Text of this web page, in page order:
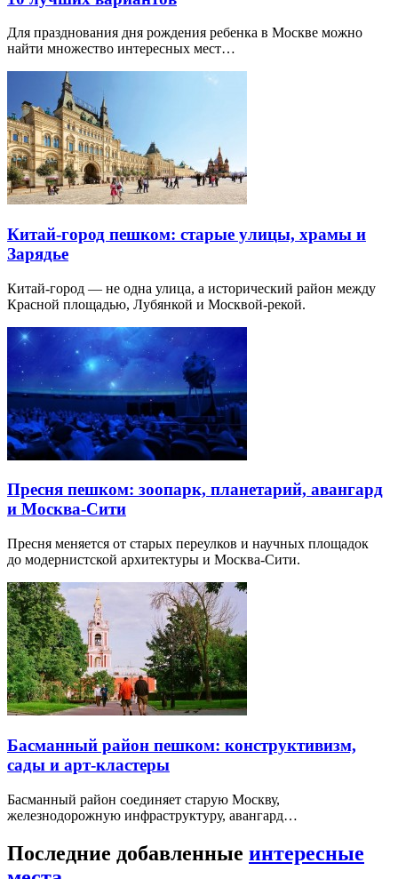
Для празднования дня рождения ребенка в Москве можно
найти множество интересных мест…
Китай-город пешком: старые улицы, храмы и
Зарядье
Китай-город — не одна улица, а исторический район между
Красной площадью, Лубянкой и Москвой-рекой.
Пресня пешком: зоопарк, планетарий, авангард
и Москва-Сити
Пресня меняется от старых переулков и научных площадок
до модернистской архитектуры и Москва-Сити.
Басманный район пешком: конструктивизм,
сады и арт-кластеры
Басманный район соединяет старую Москву,
железнодорожную инфраструктуру, авангард…
Последние добавленные интересные